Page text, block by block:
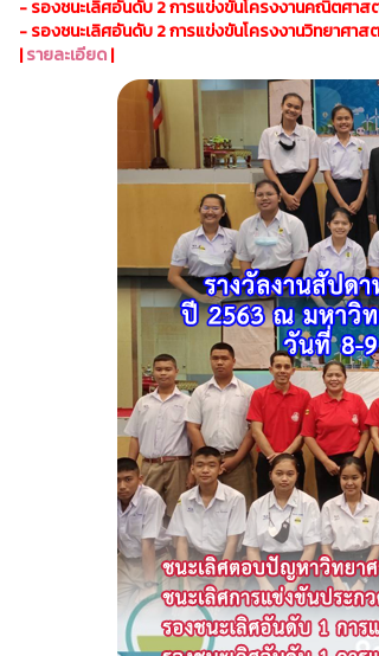
- รองชนะเลิศอันดับ 2 การแข่งขันโครงงานคณิตศาส
- รองชนะเลิศอันดับ 2 การแข่งขันโครงงานวิทยาศาส
|รายละเอียด|